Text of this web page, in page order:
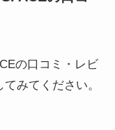
の口コミ・レビ
みてください。